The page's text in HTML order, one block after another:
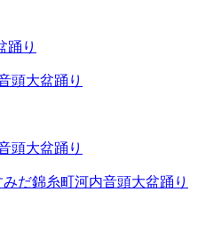
頭大盆踊り
だ錦糸町河内音頭大盆踊り